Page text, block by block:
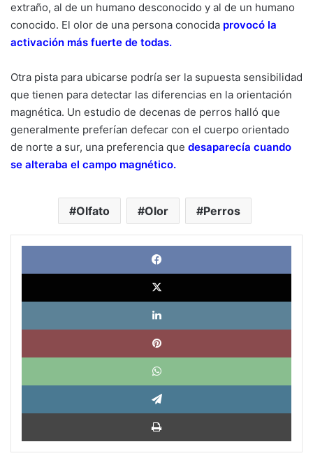
extraño, al de un humano desconocido y al de un humano
conocido. El olor de una persona conocida provocó la
activación más fuerte de todas.
Otra pista para ubicarse podría ser la supuesta sensibilidad
que tienen para detectar las diferencias en la orientación
magnética. Un estudio de decenas de perros halló que
generalmente preferían defecar con el cuerpo orientado
de norte a sur, una preferencia que desaparecía cuando
se alteraba el campo magnético.
Olfato Olor Perros
X